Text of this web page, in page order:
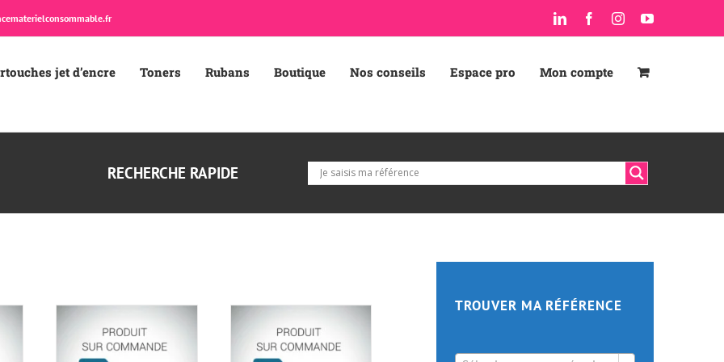
LinkedInFacebookInstagramYouTube
jet d’encre Toners Rubans Boutique Nos conseils Espace pro Mon compte
RECHERCHE RAPIDE
TROUVER MA RÉFÉRENCE